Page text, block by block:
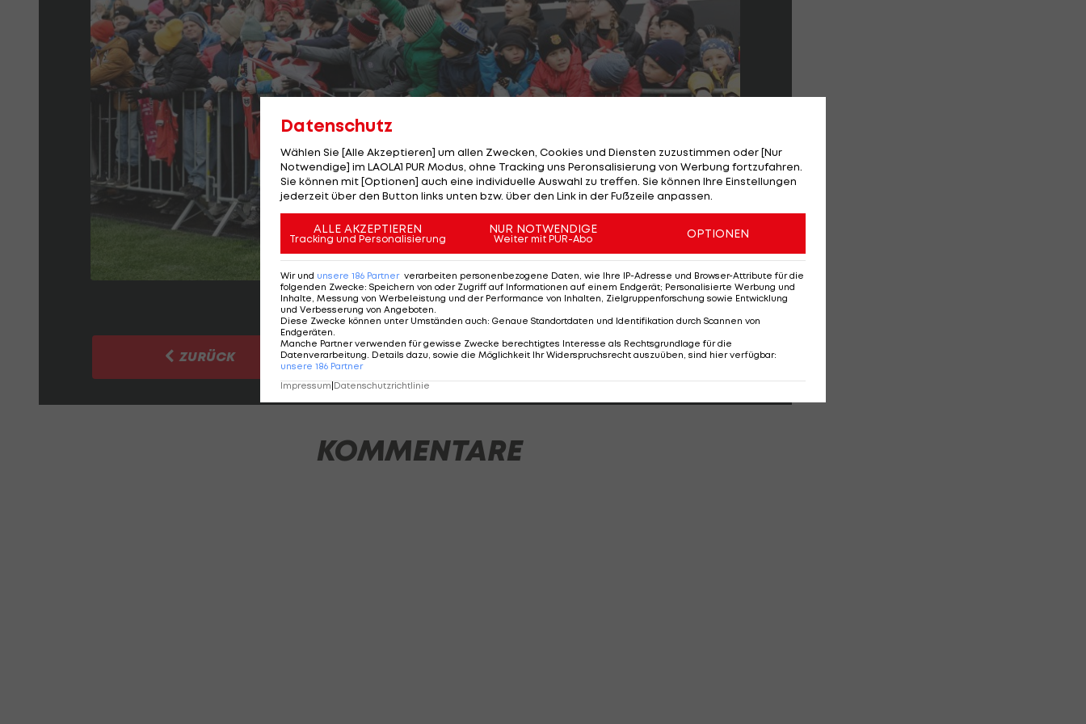
3/23 Foto: GEPA
ZURÜCK SEITE 3 VON 23 WEITER
KOMMENTARE
Datenschutz
Wählen Sie [Alle Akzeptieren] um allen Zwecken, Cookies und Diensten zuzustimmen oder [Nur
Notwendige] im LAOLA1 PUR Modus, ohne Tracking uns Peronsalisierung von Werbung fortzufahren.
Sie können mit [Optionen] auch eine individuelle Auswahl zu treffen. Sie können Ihre Einstellungen
jederzeit über den Button links unten bzw. über den Link in der Fußzeile anpassen.
ALLE AKZEPTIEREN
Tracking und Personalisierung
NUR NOTWENDIGE
Weiter mit PUR-Abo OPTIONEN
Wir und unsere 186 Partner verarbeiten personenbezogene Daten, wie Ihre IP-Adresse und Browser-Attribute für die
folgenden Zwecke: Speichern von oder Zugriff auf Informationen auf einem Endgerät; Personalisierte Werbung und
Inhalte, Messung von Werbeleistung und der Performance von Inhalten, Zielgruppenforschung sowie Entwicklung
und Verbesserung von Angeboten
Diese Zwecke können unter Umständen auch: Genaue Standortdaten und Identifikation durch Scannen von
Endgeräten
Manche Partner verwenden für gewisse Zwecke berechtigtes Interesse als Rechtsgrundlage für die
Datenverarbeitung. Details dazu, sowie die Möglichkeit Ihr Widerspruchsrecht auszuüben, sind hier verfügbar:
unsere 186 Partner
Impressum|Datenschutzrichtlinie